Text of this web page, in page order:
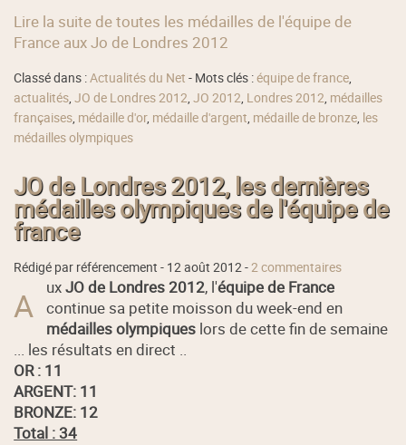
Lire la suite de toutes les médailles de l'équipe de
France aux Jo de Londres 2012
Classé dans :Actualités du Net - Mots clés :équipe de france,
actualités,JO de Londres 2012,JO 2012, Londres 2012, médailles
françaises, médaille d'or, médaille d'argent, médaille de bronze, les
médailles olympiques
JO de Londres 2012, les dernières
médailles olympiques de l'équipe de
france
Rédigé par référencement - 12 août 2012-2 commentaires
A uxJO de Londres 2012, l'équipe de France
continue sa petite moisson du week-end en
médailles olympiques lors de cette fin de semaine
... les résultats en direct ..
OR : 11
ARGENT: 11
BRONZE: 12
Total : 34